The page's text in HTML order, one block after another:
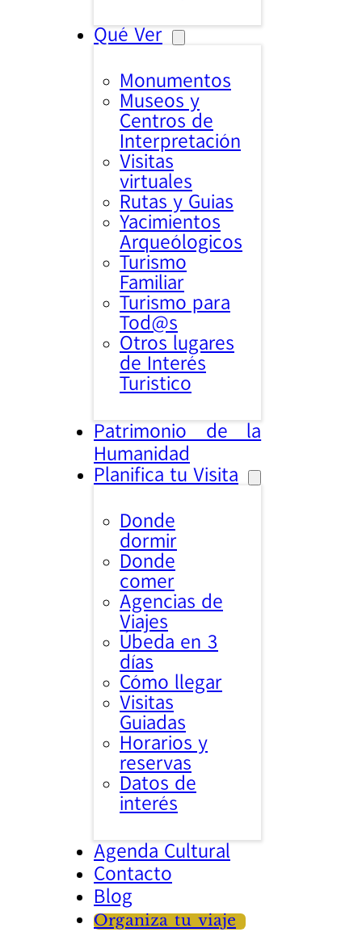
Qué Ver
Monumentos
Museos y
Centros de
Interpretación
Visitas
virtuales
Rutas y Guias
Yacimientos
Arqueólogicos
Turismo
Familiar
Turismo para
Tod@s
Otros lugares
de Interés
Turistico
Patrimonio de la
Humanidad
Planifica tu Visita
Donde
dormir
Donde
comer
Agencias de
Viajes
Úbeda en 3
días
Cómo llegar
Visitas
Guiadas
Horarios y
reservas
Datos de
interés
Agenda Cultural
Contacto
Blog
Organiza tu viaje